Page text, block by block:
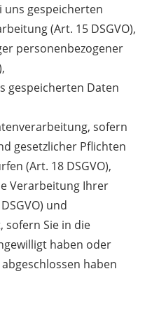
gespeicherten
(Art. 15 DSGVO),
personenbezogener
gespeicherten Daten
sofern
gesetzlicher Pflichten
(Art. 18 DSGVO),
Verarbeitung Ihrer
und
Sie in die
haben oder
haben